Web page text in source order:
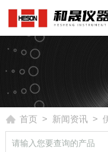
首页 > 新闻资讯> 伊